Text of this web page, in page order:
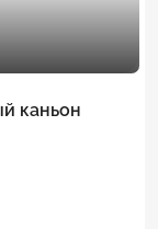
каньон